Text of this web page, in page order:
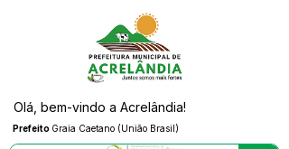
Prefeito Graia Caetano (União Brasil)
Olá, bem-vindo a Acrelândia!